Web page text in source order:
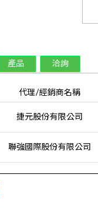
產品 洽詢
代理/經銷商名稱
捷元股份有限公司
聯強國際股份有限公司